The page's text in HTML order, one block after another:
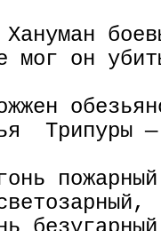
мог он
Трипуры